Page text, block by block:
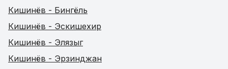
Кишинёв - Бингёль
Кишинёв - Эскишехир
Кишинёв - Элязыг
Кишинёв - Эрзинджан